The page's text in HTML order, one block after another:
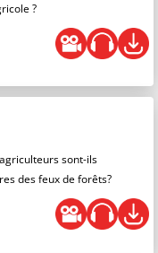
?
sont-ils
des feux de forêts?